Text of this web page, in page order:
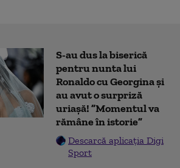
S-au dus la biserică
pentru nunta lui
Ronaldo cu Georgina și
au avut o surpriză
uriașă! ”Momentul va
rămâne în istorie”
Descarcă aplicația Digi
Sport